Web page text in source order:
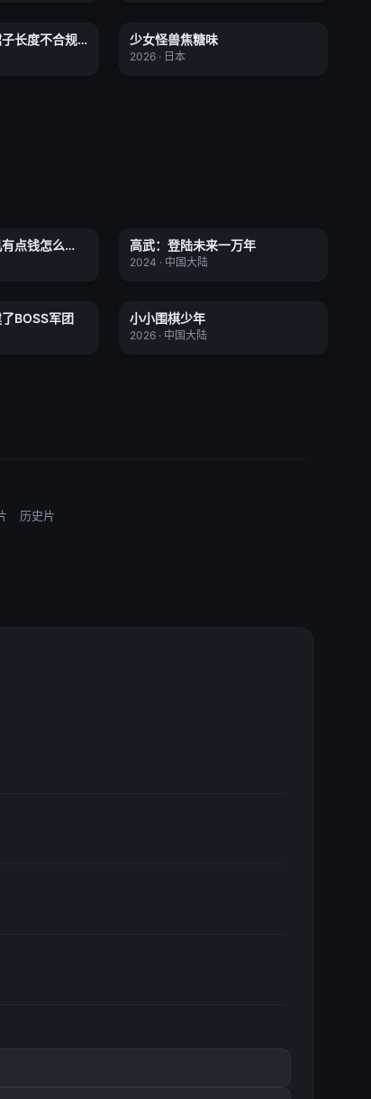
全12集
长度不合规
★ 0.0
少女怪兽焦糖味
2026 · 日本
更新至44集
点钱怎么
★ 0.0
高武：登陆未来一万年
2024 · 中国大陆
更新至156集
BOSS军团 ★ 0.0
小小围棋少年
2026 · 中国大陆
历史片